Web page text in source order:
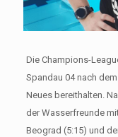
Die Champions-
Spandau 04 nach
Neues bereithalten.
der Wasserfreunde
Beograd (5:15) und